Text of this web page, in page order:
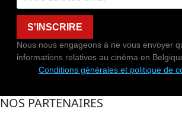
S'INSCRIRE
Nous nous engageons à ne vous envoyer
informations relatives au cinéma en
Conditions générales et politique de
NOS PARTENAIRES